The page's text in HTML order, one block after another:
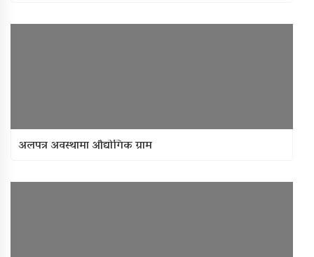
अलपत्र अवस्थामा औद्योगिक ग्राम